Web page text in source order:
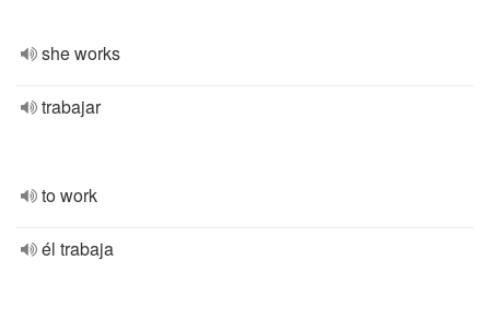
she works
trabajar
to work
él trabaja